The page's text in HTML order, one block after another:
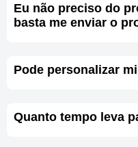
Eu não preciso do
basta me enviar o
Pode personalizar
Quanto tempo leva